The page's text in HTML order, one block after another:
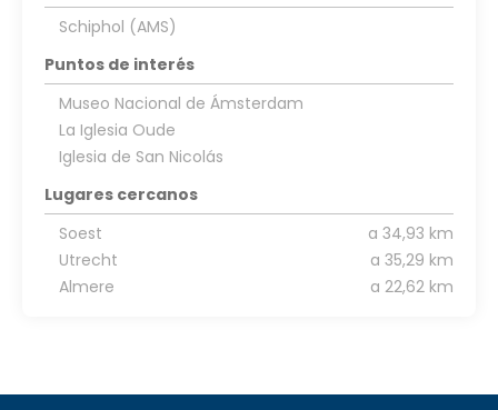
Schiphol (AMS)
Puntos de interés
Museo Nacional de Ámsterdam
La Iglesia Oude
Iglesia de San Nicolás
Lugares cercanos
Soest
a 34,93 km
Utrecht
a 35,29 km
Almere
a 22,62 km